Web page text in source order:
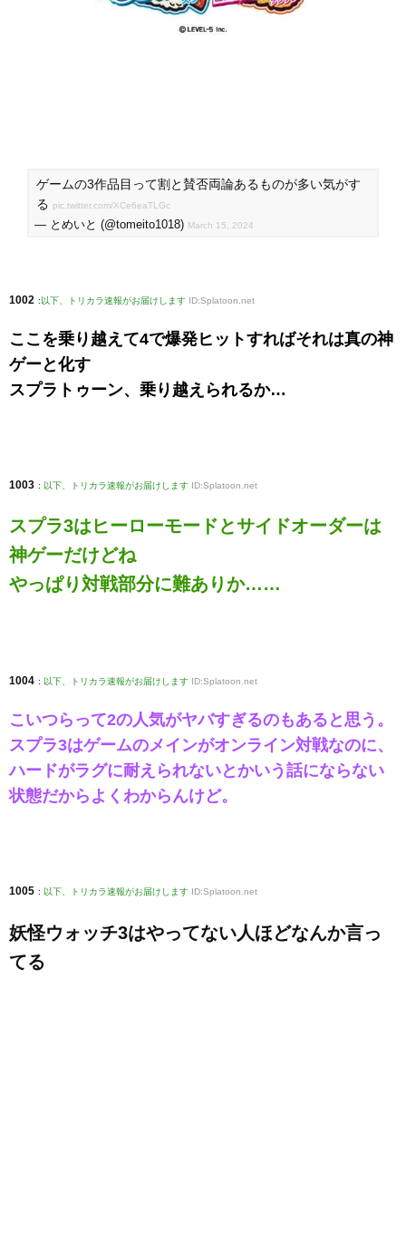
ゲームの3作品目って割と賛否両論あるものが多い気がす
る pic.twitter.com/XCe6eaTLGc
— とめいと (@tomeito1018) March 15, 2024
1002 : 以下、トリカラ速報がお届けします ID:Splatoon.net
ここを乗り越えて4で爆発ヒットすればそれは真の神
ゲーと化す
スプラトゥーン、乗り越えられるか…
1003 : 以下、トリカラ速報がお届けします ID:Splatoon.net
スプラ3はヒーローモードとサイドオーダーは
神ゲーだけどね
やっぱり対戦部分に難ありか……
1004 : 以下、トリカラ速報がお届けします ID:Splatoon.net
こいつらって2の人気がヤバすぎるのもあると思う。
スプラ3はゲームのメインがオンライン対戦なのに、
ハードがラグに耐えられないとかいう話にならない
状態だからよくわからんけど。
1005 : 以下、トリカラ速報がお届けします ID:Splatoon.net
妖怪ウォッチ3はやってない人ほどなんか言っ
てる